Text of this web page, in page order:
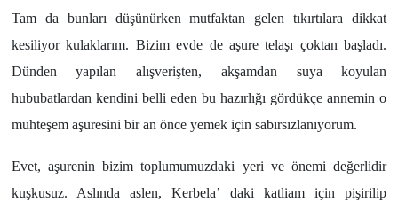
Tam da bunları düşünürken mutfaktan gelen tıkırtılara dikkat
kesiliyor kulaklarım. Bizim evde de aşure telaşı çoktan başladı.
Dünden yapılan alışverişten, akşamdan suya koyulan
hububatlardan kendini belli eden bu hazırlığı gördükçe annemin o
muhteşem aşuresini bir an önce yemek için sabırsızlanıyorum.
Evet, aşurenin bizim toplumumuzdaki yeri ve önemi değerlidir
kuşkusuz. Aslında aslen, Kerbela’ daki katliam için pişirilip